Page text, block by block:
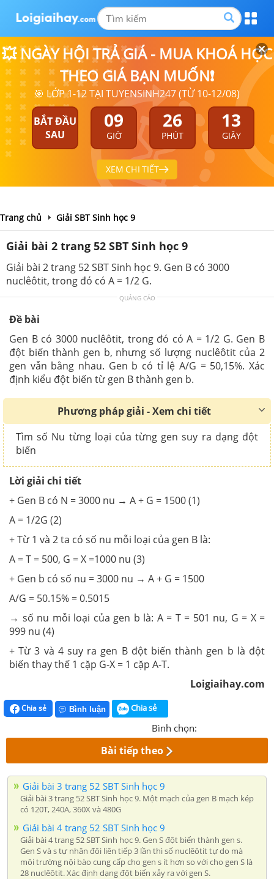
💥 NGÀY HỘI TRẢ GIÁ - MUA KHOÁ HỌC
THEO GIÁ BẠN MUỐN❗
🎯 LỚP 1-12 TẠI TUYENSINH247 (TỪ 10-12/08)
BẮT ĐẦU
SAU
09
GIỜ
26
PHÚT
13
GIÂY
XEM CHI TIẾT
Trang chủ Giải SBT Sinh học 9
Giải bài 2 trang 52 SBT Sinh học 9
Giải bài 2 trang 52 SBT Sinh học 9. Gen B có 3000
nuclêôtit, trong đó có A = 1/2 G.
QUẢNG CÁO
Đề bài
Gen B có 3000 nuclêôtit, trong đó có A = 1/2 G. Gen B
đột biến thành gen b, nhưng số lượng nuclêôtit của 2
gen vẫn bằng nhau. Gen b có tỉ lệ A/G = 50,15%. Xác
định kiểu đột biến từ gen B thành gen b.
Phương pháp giải - Xem chi tiết
Tìm số Nu từng loại của từng gen suy ra dạng đột
biến
Lời giải chi tiết
+ Gen B có N = 3000 nu → A + G = 1500 (1)
A = 1/2G (2)
+ Từ 1 và 2 ta có số nu mỗi loại của gen B là:
A = T = 500, G = X =1000 nu (3)
+ Gen b có số nu = 3000 nu → A + G = 1500
A/G = 50.15% = 0.5015
→ số nu mỗi loại của gen b là: A = T = 501 nu, G = X =
999 nu (4)
+ Từ 3 và 4 suy ra gen B đột biến thành gen b là đột
biến thay thế 1 cặp G-X = 1 cặp A-T.
Loigiaihay.com
Chia sẻ Bình luận Chia sẻ
Bình chọn:
Bài tiếp theo
Giải bài 3 trang 52 SBT Sinh học 9
Giải bài 3 trang 52 SBT Sinh học 9. Một mạch của gen B mạch kép
có 120T, 240A, 360X và 480G
Giải bài 4 trang 52 SBT Sinh học 9
Giải bài 4 trang 52 SBT Sinh học 9. Gen S đột biến thành gen s.
Gen S và s tự nhân đôi liên tiếp 3 lần thì số nuclêôtit tự do mà
môi trường nội bào cung cấp cho gen s ít hơn so với cho gen S là
28 nuclêôtit. Xác định dạng đột biến xảy ra với gen S.